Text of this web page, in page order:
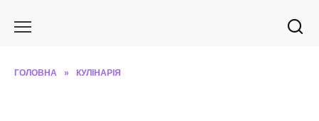
ГОЛОВНА » КУЛІНАРІЯ